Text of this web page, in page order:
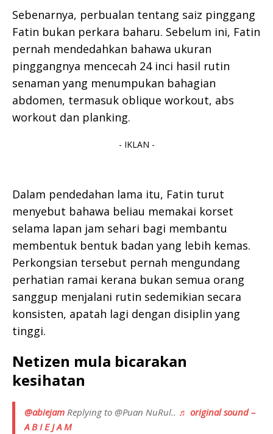
Sebenarnya, perbualan tentang saiz pinggang
Fatin bukan perkara baharu. Sebelum ini, Fatin
pernah mendedahkan bahawa ukuran
pinggangnya mencecah 24 inci hasil rutin
senaman yang menumpukan bahagian
abdomen, termasuk oblique workout, abs
workout dan planking.
- IKLAN -
Dalam pendedahan lama itu, Fatin turut
menyebut bahawa beliau memakai korset
selama lapan jam sehari bagi membantu
membentuk bentuk badan yang lebih kemas.
Perkongsian tersebut pernah mengundang
perhatian ramai kerana bukan semua orang
sanggup menjalani rutin sedemikian secara
konsisten, apatah lagi dengan disiplin yang
tinggi.
Netizen mula bicarakan
kesihatan
@abiejam Replying to @Puan NuRul.. ♬ original sound –
A B I E J A M